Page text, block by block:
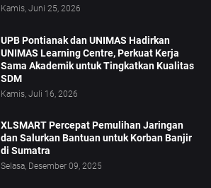
Kamis, Juni 25, 2026
UPB Pontianak dan UNIMAS Hadirkan
UNIMAS Learning Centre, Perkuat Kerja
Sama Akademik untuk Tingkatkan Kualitas
SDM
Kamis, Juli 16, 2026
XLSMART Percepat Pemulihan Jaringan
dan Salurkan Bantuan untuk Korban Banjir
di Sumatra
Selasa, Desember 09, 2025